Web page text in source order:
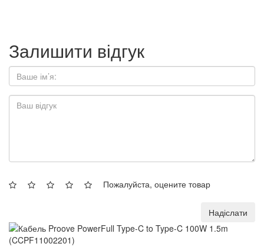
Залишити відгук
Пожалуйста, оцените товар
Надіслати